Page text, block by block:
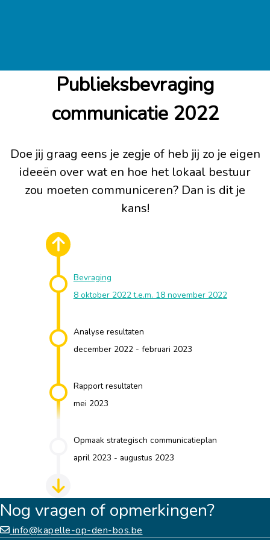
Publieksbevraging
communicatie 2022
Doe jij graag eens je zegje of heb jij zo je eigen
ideeën over wat en hoe het lokaal bestuur
zou moeten communiceren? Dan is dit je
kans!
Bevraging
8 oktober 2022 t.e.m. 18 november 2022
Analyse resultaten
december 2022 - februari 2023
Rapport resultaten
mei 2023
Opmaak strategisch communicatieplan
april 2023 - augustus 2023
Nog vragen of opmerkingen?
info@kapelle-op-den-bos.be